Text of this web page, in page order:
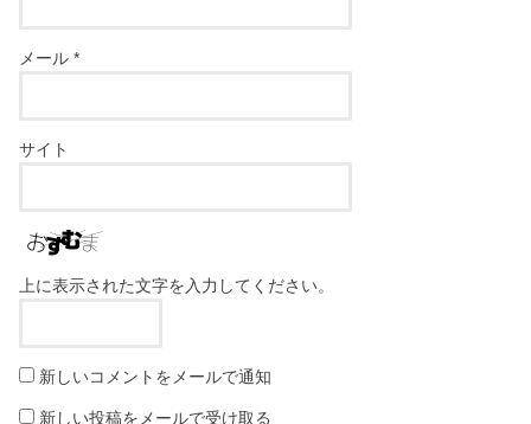
メール*
サイト
上に表示された文字を入力してください。
新しいコメントをメールで通知
新しい投稿をメールで受け取る